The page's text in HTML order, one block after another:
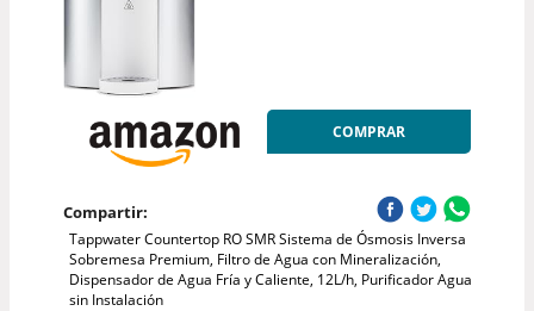
COMPRAR
Compartir:
Tappwater Countertop RO SMR Sistema de Ósmosis Inversa
Sobremesa Premium, Filtro de Agua con Mineralización,
Dispensador de Agua Fría y Caliente, 12L/h, Purificador Agua
sin Instalación